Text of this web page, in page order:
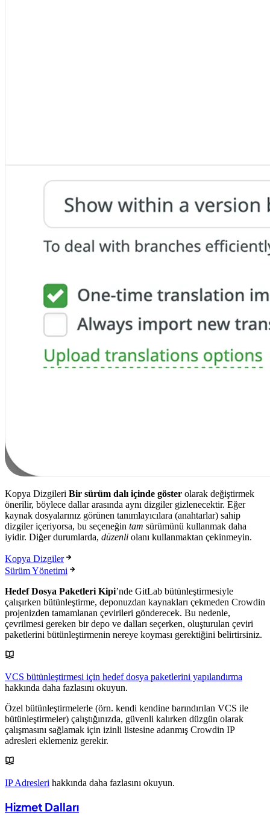
Kopya Dizgileri Bir sürüm dalı içinde göster olarak değiştirmek
önerilir, böylece dallar arasında aynı dizgiler gizlenecektir. Eğer
kaynak dosyalarınız görünen tanımlayıcılara (anahtarlar) sahip
dizgiler içeriyorsa, bu seçeneğin tam sürümünü kullanmak daha
iyidir. Diğer durumlarda, düzenli olanı kullanmaktan çekinmeyin.
Kopya Dizgiler
Sürüm Yönetimi
Hedef Dosya Paketleri Kipi’nde GitLab bütünleştirmesiyle
çalışırken bütünleştirme, deponuzdan kaynakları çekmeden Crowdin
projenizden tamamlanan çevirileri gönderecek. Bu nedenle,
çevrilmesi gereken bir depo ve dalları seçerken, oluşturulan çeviri
paketlerini bütünleştirmenin nereye koyması gerektiğini belirtirsiniz.
VCS bütünleştirmesi için hedef dosya paketlerini yapılandırma
hakkında daha fazlasını okuyun.
Özel bütünleştirmelerle (örn. kendi kendine barındırılan VCS ile
bütünleştirmeler) çalıştığınızda, güvenli kalırken düzgün olarak
çalışmasını sağlamak için izinli listesine adanmış Crowdin IP
adresleri eklemeniz gerekir.
IP Adresleri hakkında daha fazlasını okuyun.
Hizmet Dalları